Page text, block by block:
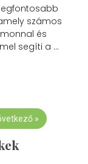
számos
és
segíti a …
»